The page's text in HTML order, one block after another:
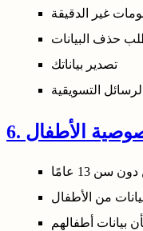
غير الدقيقة
حذف البيانات
تصدير بياناتك
التسويقية
الأطفال
13 عامًا
من الأطفال
بيانات أطفالهم